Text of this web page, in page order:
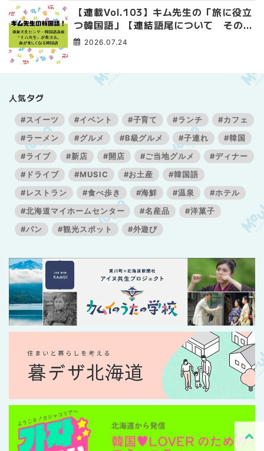
【連載Vol.103】キム先生の「旅に役立
つ韓国語」【連結語尾について その
3】2026.07.24
人気タグ
#スイーツ #イベント #子育て #ランチ
#カフェ
#ラーメン
#グルメ #B級グルメ #子連れ
#韓国
#ライブ
#新店 #開店 #ご当地グルメ
#ディナー
#ドライブ
#MUSIC #お土産
#韓国語
#レストラン
#食べ歩き #海鮮 #温泉
#ホテル
#北海道マイホームセンター
#名産品
#洋菓子
#パン
#観光スポット #外遊び